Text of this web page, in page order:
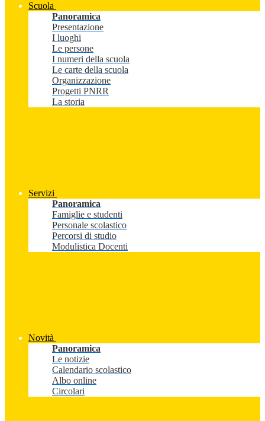
Scuola
Panoramica
Presentazione
I luoghi
Le persone
I numeri della scuola
Le carte della scuola
Organizzazione
Progetti PNRR
La storia
Servizi
Panoramica
Famiglie e studenti
Personale scolastico
Percorsi di studio
Modulistica Docenti
Novità
Panoramica
Le notizie
Calendario scolastico
Albo online
Circolari